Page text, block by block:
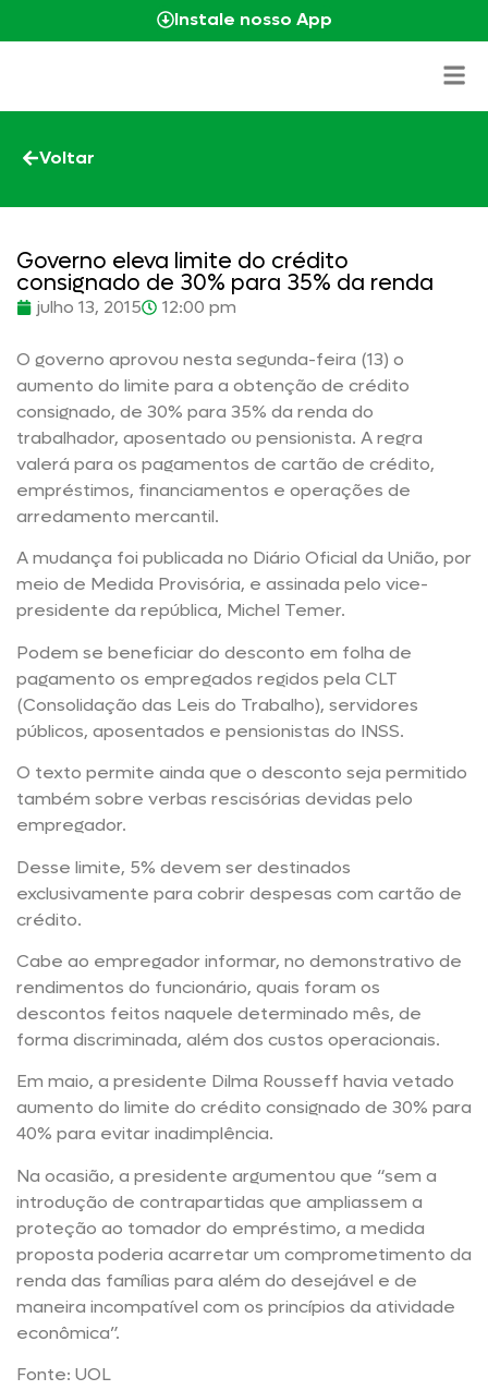
Instale nosso App
Voltar
Governo eleva limite do crédito
consignado de 30% para 35% da renda
julho 13, 2015 12:00 pm
O governo aprovou nesta segunda-feira (13) o
aumento do limite para a obtenção de crédito
consignado, de 30% para 35% da renda do
trabalhador, aposentado ou pensionista. A regra
valerá para os pagamentos de cartão de crédito,
empréstimos, financiamentos e operações de
arredamento mercantil.
A mudança foi publicada no Diário Oficial da União, por
meio de Medida Provisória, e assinada pelo vice-
presidente da república, Michel Temer.
Podem se beneficiar do desconto em folha de
pagamento os empregados regidos pela CLT
(Consolidação das Leis do Trabalho), servidores
públicos, aposentados e pensionistas do INSS.
O texto permite ainda que o desconto seja permitido
também sobre verbas rescisórias devidas pelo
empregador.
Desse limite, 5% devem ser destinados
exclusivamente para cobrir despesas com cartão de
crédito.
Cabe ao empregador informar, no demonstrativo de
rendimentos do funcionário, quais foram os
descontos feitos naquele determinado mês, de
forma discriminada, além dos custos operacionais.
Em maio, a presidente Dilma Rousseff havia vetado
aumento do limite do crédito consignado de 30% para
40% para evitar inadimplência.
Na ocasião, a presidente argumentou que “sem a
introdução de contrapartidas que ampliassem a
proteção ao tomador do empréstimo, a medida
proposta poderia acarretar um comprometimento da
renda das famílias para além do desejável e de
maneira incompatível com os princípios da atividade
econômica”.
Fonte: UOL